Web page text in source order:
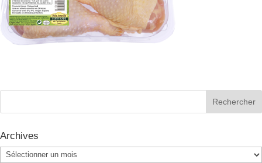
Archives
Archives